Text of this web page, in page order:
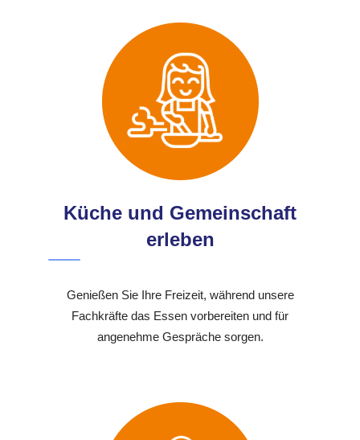
Küche und Gemeinschaft
erleben
Genießen Sie Ihre Freizeit, während unsere
Fachkräfte das Essen vorbereiten und für
angenehme Gespräche sorgen.